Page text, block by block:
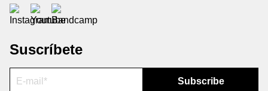
Suscríbete